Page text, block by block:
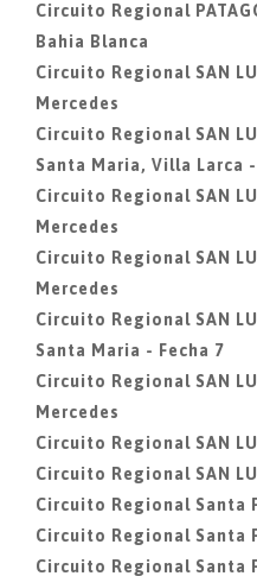
Circuito Regional
Bahia Blanca
Circuito Regional SAN
Mercedes
Circuito Regional SAN
Santa Maria, Villa Larca -
Circuito Regional SAN
Mercedes
Circuito Regional SAN
Mercedes
Circuito Regional SAN
Santa Maria - Fecha 7
Circuito Regional SAN
Mercedes
Circuito Regional SAN
Circuito Regional SAN
Circuito Regional Santa
Circuito Regional Santa
Circuito Regional Santa